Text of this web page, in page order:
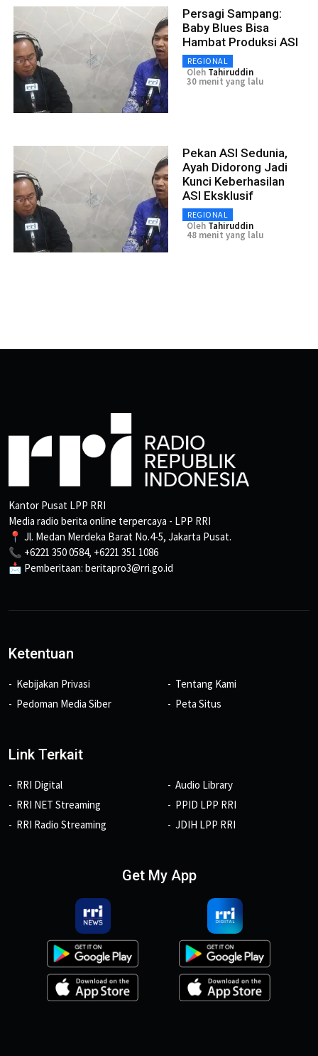
Persagi Sampang:
Baby Blues Bisa
Hambat Produksi ASI
REGIONAL
Oleh Tahiruddin
30 menit yang lalu
Pekan ASI Sedunia,
Ayah Didorong Jadi
Kunci Keberhasilan
ASI Eksklusif
REGIONAL
Oleh Tahiruddin
48 menit yang lalu
Kantor Pusat LPP RRI
Media radio berita online terpercaya - LPP RRI
📍 Jl. Medan Merdeka Barat No.4-5, Jakarta Pusat.
📞 +6221 350 0584, +6221 351 1086
📩 Pemberitaan: beritapro3@rri.go.id
Ketentuan
Kebijakan Privasi
Pedoman Media Siber
Tentang Kami
Peta Situs
Link Terkait
RRI Digital
RRI NET Streaming
RRI Radio Streaming
Audio Library
PPID LPP RRI
JDIH LPP RRI
Get My App